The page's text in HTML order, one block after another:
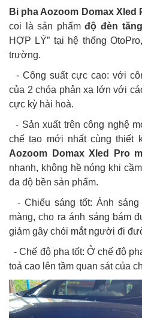
Bi pha Aozoom Domax Xled
coi là sản phẩmđộ đèn
HỢP LÝ” tại hệ thống
trường.
- Công suất cực cao: với
của 2 chóa phản xạ lớn với
cực kỳ hài hoà.
- Sản xuất trên công nghệ
chế tạo mới nhất cùng thiết
Aozoom Domax Xled Pro
nhanh, không hề nóng khi
đa độ bền sản phẩm.
- Chiếu sáng tốt: Ánh
màng, cho ra ánh sáng bám
giảm gây chói mắt người đi
- Chế độ pha tốt: Ở chế độ
toả cao lên tầm quan sát của